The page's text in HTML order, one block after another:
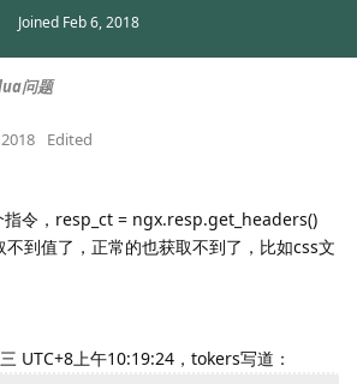
Joined Feb 6, 2018
问题
Edited
指令，resp_ct = ngx.resp.get_headers()
到值了，正常的也获取不到了，比如css文
UTC+8上午10:19:24，tokers写道：